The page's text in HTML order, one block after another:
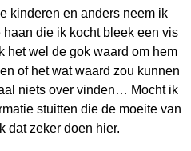
kinderen en anders neem ik
die ik kocht bleek een vis
het wel de gok waard om hem
of het wat waard zou kunnen
niets over vinden… Mocht ik
stuitten die de moeite van
dat zeker doen hier.